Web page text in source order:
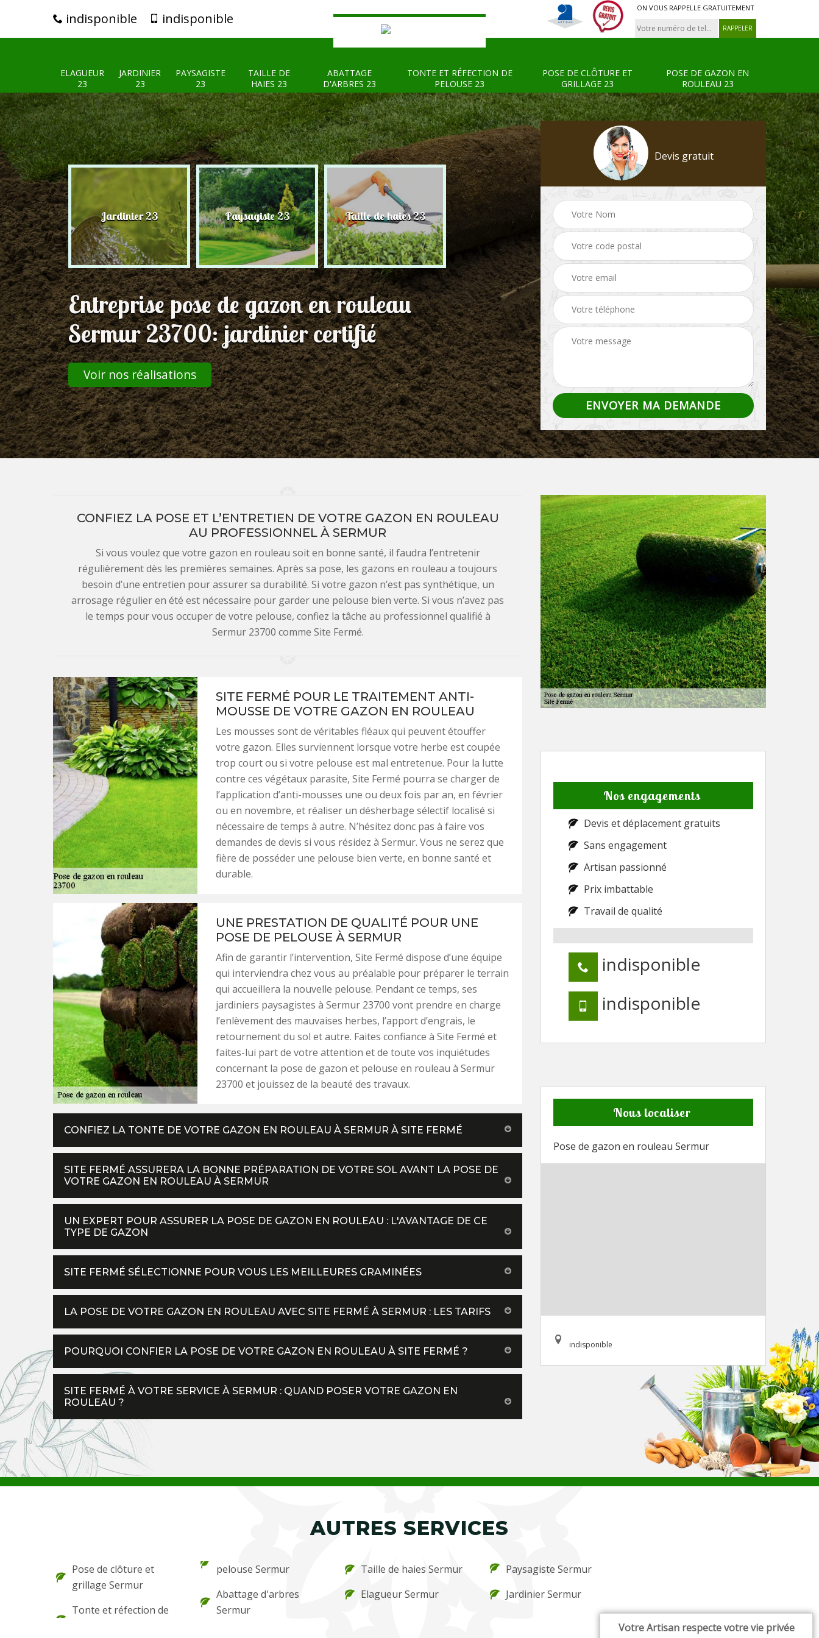
indisponible indisponible
ON VOUS RAPPELLE GRATUITEMENT
ELAGUEUR
23
JARDINIER
23
PAYSAGISTE
23
TAILLE DE
HAIES 23
ABATTAGE
D'ARBRES 23
TONTE ET RÉFECTION DE
PELOUSE 23
POSE DE CLÔTURE ET
GRILLAGE 23
POSE DE GAZON EN
ROULEAU 23
23 Jardinier 23 Paysagiste 23 Taille de haies 23 Abattage d'arbres 23 Tonte et réfection de Pose de clôture et
grillage 23
Entreprise pose de gazon en rouleau
Sermur 23700: jardinier certifié
Voir nos réalisations
Devis gratuit
CONFIEZ LA POSE ET L’ENTRETIEN DE VOTRE GAZON EN ROULEAU
AU PROFESSIONNEL À SERMUR
Si vous voulez que votre gazon en rouleau soit en bonne santé, il faudra l’entretenir
régulièrement dès les premières semaines. Après sa pose, les gazons en rouleau a toujours
besoin d’une entretien pour assurer sa durabilité. Si votre gazon n’est pas synthétique, un
arrosage régulier en été est nécessaire pour garder une pelouse bien verte. Si vous n’avez pas
le temps pour vous occuper de votre pelouse, confiez la tâche au professionnel qualifié à
Sermur 23700 comme Site Fermé.
SITE FERMÉ POUR LE TRAITEMENT ANTI-
MOUSSE DE VOTRE GAZON EN ROULEAU
Les mousses sont de véritables fléaux qui peuvent étouffer
votre gazon. Elles surviennent lorsque votre herbe est coupée
trop court ou si votre pelouse est mal entretenue. Pour la lutte
contre ces végétaux parasite, Site Fermé pourra se charger de
l’application d’anti-mousses une ou deux fois par an, en février
ou en novembre, et réaliser un désherbage sélectif localisé si
nécessaire de temps à autre. N’hésitez donc pas à faire vos
demandes de devis si vous résidez à Sermur. Vous ne serez que
fière de posséder une pelouse bien verte, en bonne santé et
durable.
UNE PRESTATION DE QUALITÉ POUR UNE
POSE DE PELOUSE À SERMUR
Afin de garantir l’intervention, Site Fermé dispose d’une équipe
qui interviendra chez vous au préalable pour préparer le terrain
qui accueillera la nouvelle pelouse. Pendant ce temps, ses
jardiniers paysagistes à Sermur 23700 vont prendre en charge
l’enlèvement des mauvaises herbes, l’apport d’engrais, le
retournement du sol et autre. Faites confiance à Site Fermé et
faites-lui part de votre attention et de toute vos inquiétudes
concernant la pose de gazon et pelouse en rouleau à Sermur
23700 et jouissez de la beauté des travaux.
CONFIEZ LA TONTE DE VOTRE GAZON EN ROULEAU À SERMUR À SITE FERMÉ
SITE FERMÉ ASSURERA LA BONNE PRÉPARATION DE VOTRE SOL AVANT LA POSE DE
VOTRE GAZON EN ROULEAU À SERMUR
UN EXPERT POUR ASSURER LA POSE DE GAZON EN ROULEAU : L'AVANTAGE DE CE
TYPE DE GAZON
SITE FERMÉ SÉLECTIONNE POUR VOUS LES MEILLEURES GRAMINÉES
LA POSE DE VOTRE GAZON EN ROULEAU AVEC SITE FERMÉ À SERMUR : LES TARIFS
POURQUOI CONFIER LA POSE DE VOTRE GAZON EN ROULEAU À SITE FERMÉ ?
SITE FERMÉ À VOTRE SERVICE À SERMUR : QUAND POSER VOTRE GAZON EN
ROULEAU ?
Nos engagements
Devis et déplacement gratuits
Sans engagement
Artisan passionné
Prix imbattable
Travail de qualité
indisponible
indisponible
Nous localiser
Pose de gazon en rouleau Sermur
indisponible
AUTRES SERVICES
Pose de clôture et
grillage Sermur
Tonte et réfection de
pelouse Sermur
Abattage d'arbres
Sermur
Taille de haies Sermur
Elagueur Sermur
Paysagiste Sermur
Jardinier Sermur
Votre Artisan respecte votre vie privée